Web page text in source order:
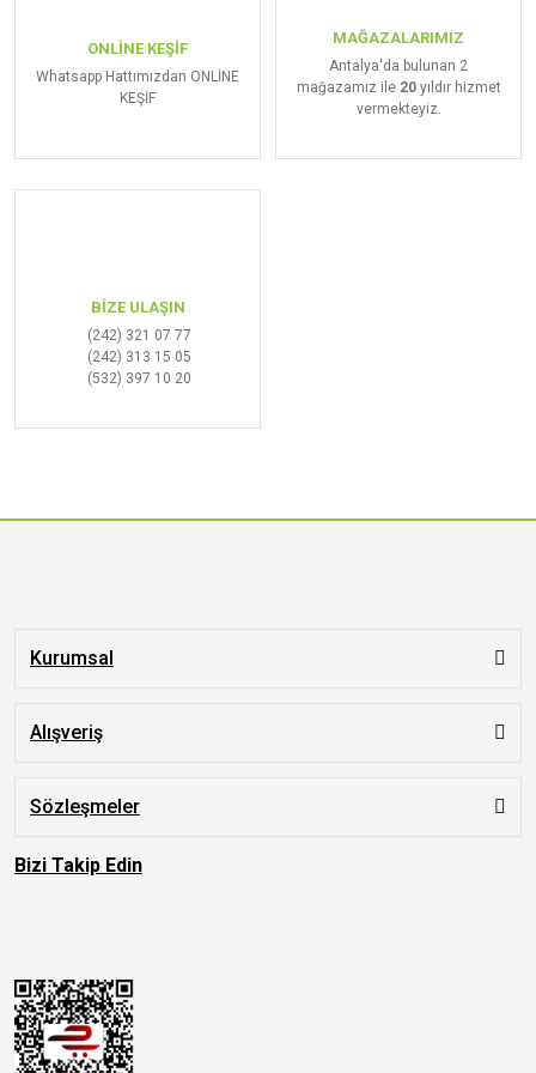
ONLİNE KEŞİF
Whatsapp Hattımızdan ONLİNE
KEŞİF
MAĞAZALARIMIZ
Antalya'da bulunan 2
mağazamız ile 20yıldır hizmet
vermekteyiz.
BİZE ULAŞIN
(242) 321 07 77
(242) 313 15 05
(532) 397 10 20
Kurumsal
Alışveriş
Sözleşmeler
Bizi Takip Edin